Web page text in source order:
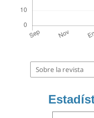
Sobre la revista